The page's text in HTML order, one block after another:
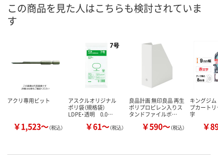
カゴへ カゴへ
この商品を見た人はこちらも検討されていま
す
アクリ専用ビット
￥1,523～（税込）
アスクルオリジナル
ポリ袋（規格袋）
LDPE・透明 0.0…
￥61～（税込）
良品計画 無印良品 再生
ポリプロピレン入りス
タンドファイルボ…
￥590～（税込）
キングジ
プカート
字
￥